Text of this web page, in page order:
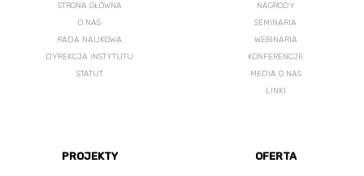
STRONA GŁÓWNA
O NAS
RADA NAUKOWA
DYREKCJA INSTYTUTU
STATUT
NAGRODY
SEMINARIA
WEBINARIA
KONFERENCJE
MEDIA O NAS
LINKI
PROJEKTY OFERTA